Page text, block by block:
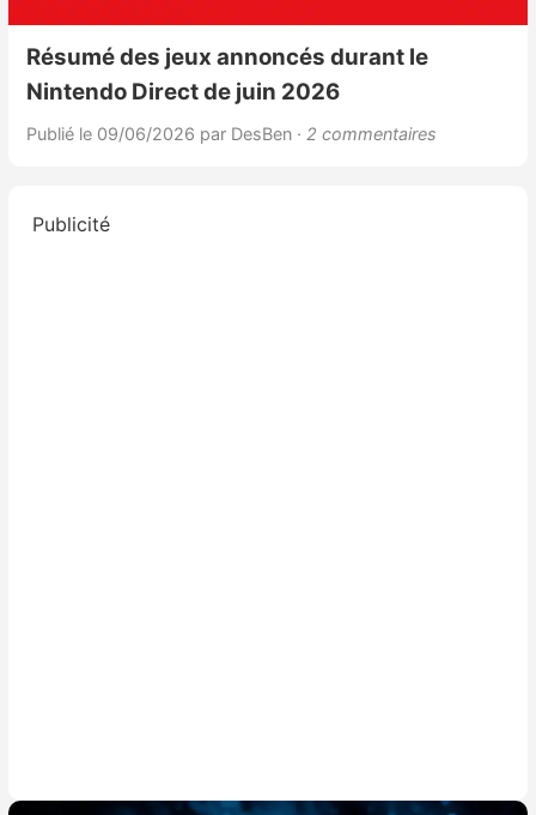
Résumé des jeux annoncés durant le
Nintendo Direct de juin 2026
Publié le 09/06/2026 par DesBen · 2 commentaires
Publicité